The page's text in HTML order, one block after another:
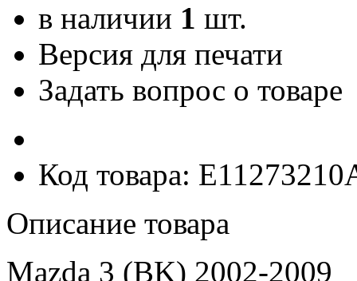
в наличии 1 шт.
Версия для печати
Задать вопрос о товаре
Код товара:
Описание товара
Mazda 3 (BK) 2002-2009